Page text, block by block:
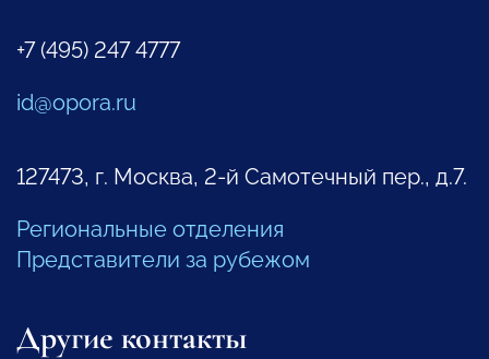
+7 (495) 247 4777
id@opora.ru
127473, г. Москва, 2-й Самотечный пер., д.7.
Региональные отделения
Представители за рубежом
Другие контакты